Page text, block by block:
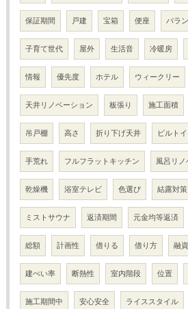
保証期間 戸建 宝箱 便座 バラ
子育て世代 屋外 生活音 冷暖房
情報 優先度 ホテル ウィークリー
天井リノベーション 板張り 施工面積
吊戸棚 高さ 折り下げ天井 ビルト
手荒れ フルフラットキッチン 風呂リノ
乾燥機 浴室テレビ 色選び 結露対策
ミストサウナ 返済期間 元金均等返済
総額 計画性 借りる 借り方 融
建ぺい率 断熱性 室内階段 位置
施工期間中 安心安全 ライススタイル